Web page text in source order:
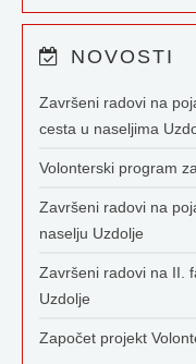
NOVOSTI
Završeni radovi na
cesta u naseljima
Volonterski program
Završeni radovi na
naselju Uzdolje
Završeni radovi na II.
Uzdolje
Započet projekt